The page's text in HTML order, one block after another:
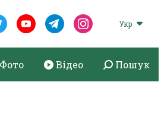
Укр
Фото Відео Пошук